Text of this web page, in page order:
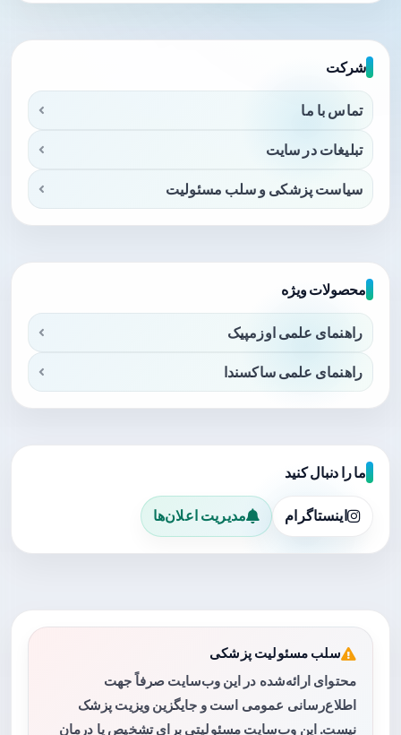
شرکت
تماس با ما
تبلیغات در سایت
سیاست پزشکی و سلب مسئولیت
محصولات ویژه
راهنمای علمی اوزمپیک
راهنمای علمی ساکسندا
ما را دنبال کنید
اینستاگرام مدیریت اعلان‌ها
سلب مسئولیت پزشکی
محتوای ارائه‌شده در این وب‌سایت صرفاً جهت
اطلاع‌رسانی عمومی است و جایگزین ویزیت پزشک
نیست. این وب‌سایت مسئولیتی برای تشخیص یا درمان